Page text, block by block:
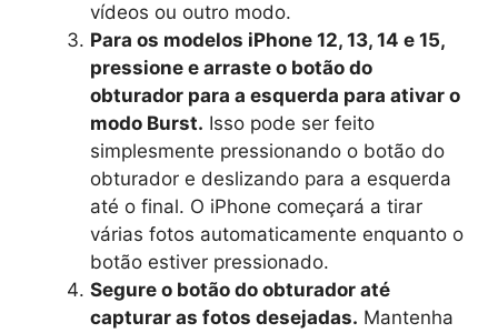
vídeos ou outro modo.
Para os modelos iPhone 12, 13, 14 e 15,
pressione e arraste o botão do
obturador para a esquerda para ativar o
modo Burst. Isso pode ser feito
simplesmente pressionando o botão do
obturador e deslizando para a esquerda
até o final. O iPhone começará a tirar
várias fotos automaticamente enquanto o
botão estiver pressionado.
Segure o botão do obturador até
capturar as fotos desejadas. Mantenha